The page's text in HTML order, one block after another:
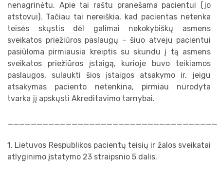
nenagrinėtu. Apie tai raštu pranešama pacientui (jo
atstovui). Tačiau tai nereiškia, kad pacientas netenka
teisės skųstis dėl galimai nekokybiškų asmens
sveikatos priežiūros paslaugų – šiuo atveju pacientui
pasiūloma pirmiausia kreiptis su skundu į tą asmens
sveikatos priežiūros įstaigą, kurioje buvo teikiamos
paslaugos, sulaukti šios įstaigos atsakymo ir, jeigu
atsakymas paciento netenkina, pirmiau nurodyta
tvarka jį apskųsti Akreditavimo tarnybai.
1. Lietuvos Respublikos pacientų teisių ir žalos sveikatai
atlyginimo įstatymo 23 straipsnio 5 dalis.